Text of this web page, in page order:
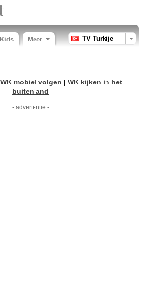
Kids Meer TV Turkije
WK mobiel volgen | WK kijken in het
buitenland
- advertentie -